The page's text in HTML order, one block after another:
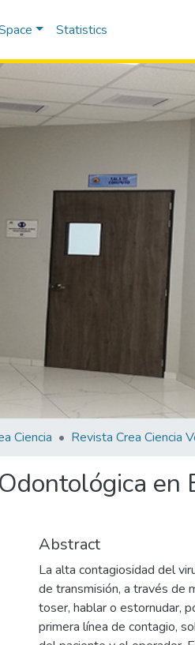
Statistics
Ciencia
Abstract
La alta contagiosidad del
de transmisión, a través de
toser, hablar o estornudar,
primera línea de contagio,